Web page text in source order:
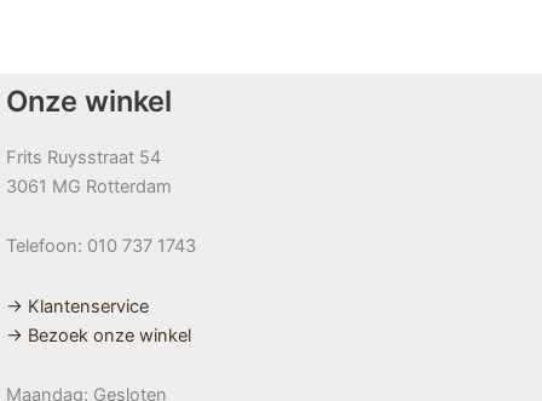
Onze winkel
Frits Ruysstraat 54
3061 MG Rotterdam
Telefoon: 010 737 1743
→ Klantenservice
→ Bezoek onze winkel
Maandag: Gesloten